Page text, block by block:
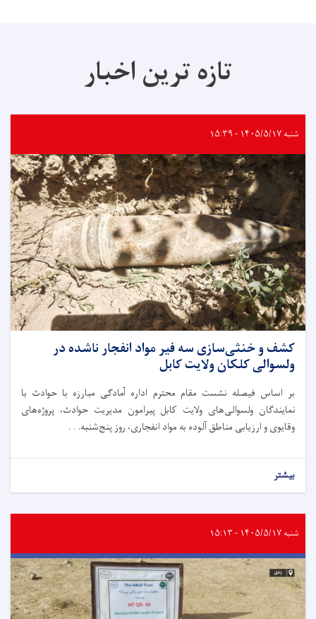
تازه ترین اخبار
شنبه ۱۴۰۵/۵/۱۷ - ۱۵:۳۹
کشف و خنثی‌سازی سه فیر مواد انفجار ناشده در
ولسوالی کلکان ولایت کابل
بر اساس فیصله نشست مقام محترم اداره آمادگی مبارزه با حوادث با
نمایندگان ولسوالی‌های ولایت کابل پیرامون مدیریت حوادث، پروژه‌های
وقایوی و ارزیابی مناطق آلوده به مواد انفجاری، روز پنج‌شنبه. . .
بیشتر
شنبه ۱۴۰۵/۵/۱۷ - ۱۵:۱۳